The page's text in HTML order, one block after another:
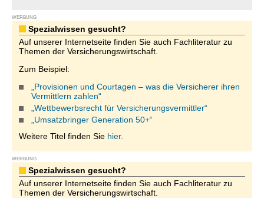
WERBUNG
Spezialwissen gesucht?
Auf unserer Internetseite finden Sie auch Fachliteratur zu
Themen der Versicherungswirtschaft.
Zum Beispiel:
„Provisionen und Courtagen – was die Versicherer ihren
Vermittlern zahlen“
„Wettbewerbsrecht für Versicherungsvermittler“
„Umsatzbringer Generation 50+“
Weitere Titel finden Sie hier.
WERBUNG
Spezialwissen gesucht?
Auf unserer Internetseite finden Sie auch Fachliteratur zu
Themen der Versicherungswirtschaft.